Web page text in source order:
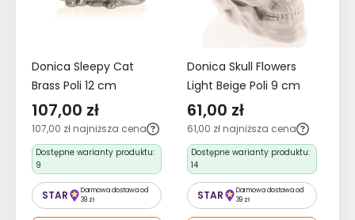
Donica Sleepy Cat
Brass Poli 12 cm
107,00 zł
107,00 zł najniższa cena
Dostępne warianty produktu:
9
STAR
Darmowa dostawa od
39 zł
Donica Skull Flowers
Light Beige Poli 9 cm
61,00 zł
61,00 zł najniższa cena
Dostępne warianty produktu:
14
STAR
Darmowa dostawa od
39 zł